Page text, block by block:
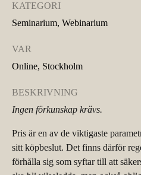
KATEGORI
Seminarium, Webinarium
VAR
Online, Stockholm
BESKRIVNING
Ingen förkunskap krävs.
Pris är en av de viktigaste
sitt köpbeslut. Det finns därför
förhålla sig som syftar till att